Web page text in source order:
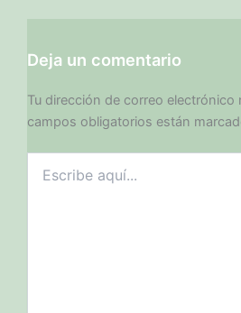
Deja un comentario
Tu dirección de correo electrónico
campos obligatorios están
aquí...